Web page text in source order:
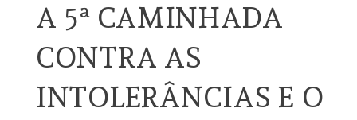
A 5ª CAMINHADA
CONTRA AS
INTOLERÂNCIAS E O